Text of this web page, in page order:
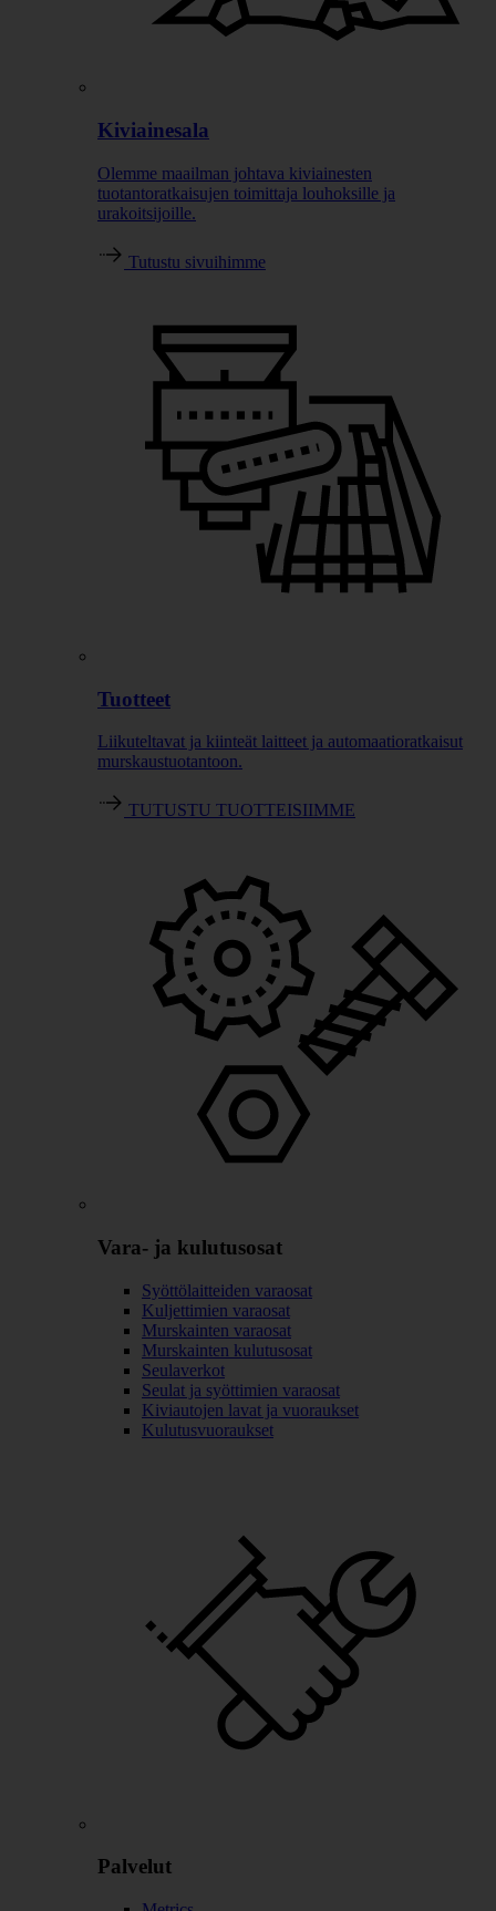
Kiviainesala
Olemme maailman johtava kiviainesten
tuotantoratkaisujen toimittaja louhoksille ja
urakoitsijoille.
Tutustu sivuihimme
Tuotteet
Liikuteltavat ja kiinteät laitteet ja automaatioratkaisut
murskaustuotantoon.
TUTUSTU TUOTTEISIIMME
Vara- ja kulutusosat
Syöttölaitteiden varaosat
Kuljettimien varaosat
Murskainten varaosat
Murskainten kulutusosat
Seulaverkot
Seulat ja syöttimien varaosat
Kiviautojen lavat ja vuoraukset
Kulutusvuoraukset
Palvelut